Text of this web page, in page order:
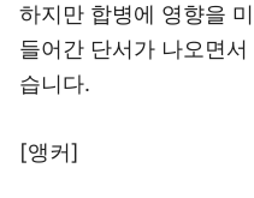
하지만 합병에 영향을
들어간 단서가 나오면
습니다.
[앵커]